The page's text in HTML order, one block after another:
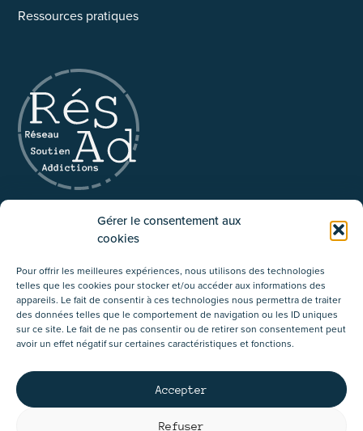
Gérer le consentement aux
cookies
Pour offrir les meilleures expériences, nous utilisons des technologies
telles que les cookies pour stocker et/ou accéder aux informations des
appareils. Le fait de consentir à ces technologies nous permettra de traiter
des données telles que le comportement de navigation ou les ID uniques
sur ce site. Le fait de ne pas consentir ou de retirer son consentement peut
avoir un effet négatif sur certaines caractéristiques et fonctions.
Accepter
Refuser
Réseau pluridisciplinaire d’accompagnement
et de soutien aux addictions asbl
Rue du Tabellion 64
1050 Ixelles
Ressources pratiques
Résad asbl - Service agréé par la